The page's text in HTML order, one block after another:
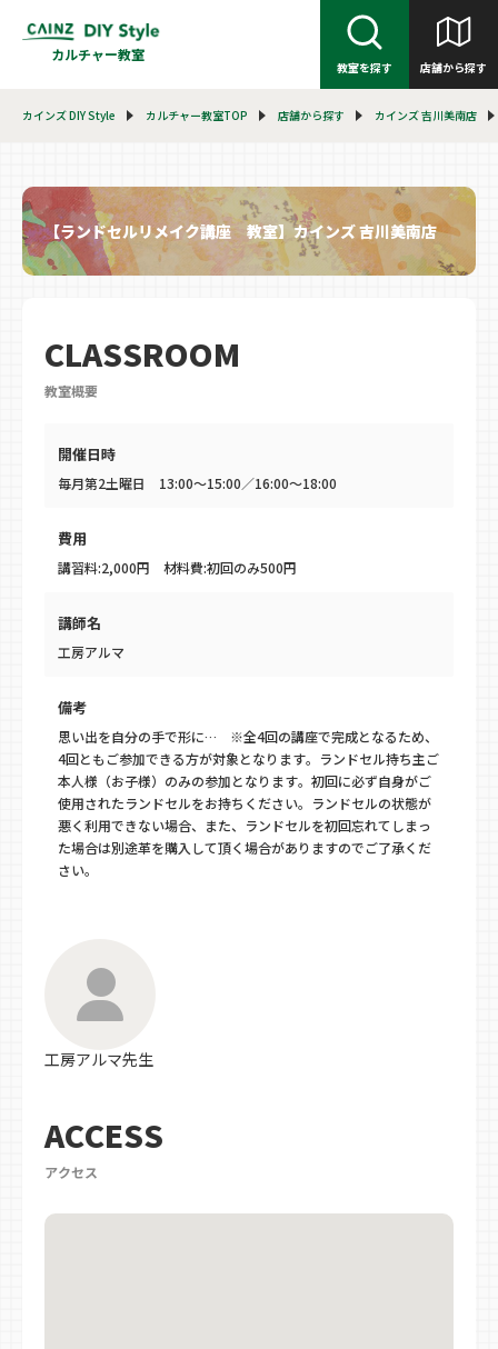
カルチャー教室
教室を探す 店舗から探す
カインズ DIY Style カルチャー教室TOP 店舗から探す カインズ 吉川美南店
【ランドセルリメイク講座 教室】カインズ 吉川美南店
CLASSROOM
教室概要
開催日時
毎月第2土曜日 13:00～15:00／16:00～18:00
費用
講習料:2,000円 材料費:初回のみ500円
講師名
工房アルマ
備考
思い出を自分の手で形に… ※全4回の講座で完成となるため、
4回ともご参加できる方が対象となります。ランドセル持ち主ご
本人様（お子様）のみの参加となります。初回に必ず自身がご
使用されたランドセルをお持ちください。ランドセルの状態が
悪く利用できない場合、また、ランドセルを初回忘れてしまっ
た場合は別途革を購入して頂く場合がありますのでご了承くだ
さい。
工房アルマ先生
ACCESS
アクセス